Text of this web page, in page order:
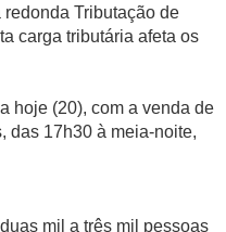
Tributação de
carga tributária afeta os
hoje (20), com a venda de
das 17h30 à meia-noite,
mil a três mil pessoas